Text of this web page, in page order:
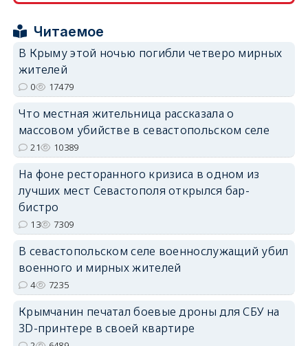
erid: 2SDnjdvhGXG
Читаемое
В Крыму этой ночью погибли четверо мирных
жителей
0 17479
Что местная жительница рассказала о
массовом убийстве в севастопольском селе
21 10389
На фоне ресторанного кризиса в одном из
лучших мест Севастополя открылся бар-
бистро
13 7309
В севастопольском селе военнослужащий убил
военного и мирных жителей
4 7235
Крымчанин печатал боевые дроны для СБУ на
3D-принтере в своей квартире